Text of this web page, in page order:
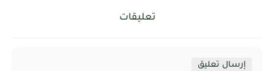
تعليقات
إرسال تعليق